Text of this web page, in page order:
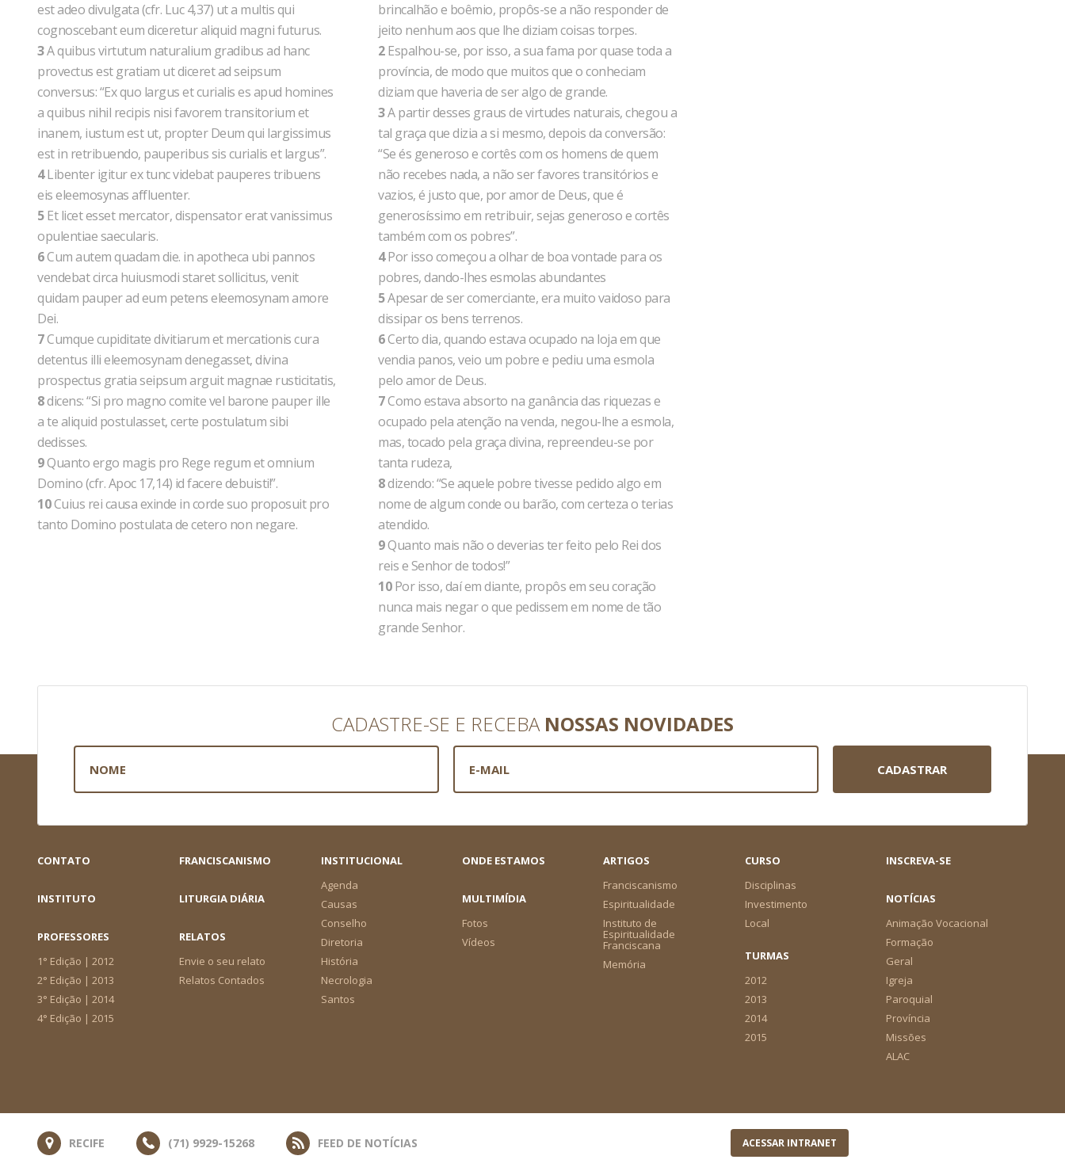
est adeo divulgata (cfr. Luc 4,37) ut a multis qui
cognoscebant eum diceretur aliquid magni futurus.
3A quibus virtutum naturalium gradibus ad hanc
provectus est gratiam ut diceret ad seipsum
conversus: “Ex quo largus et curialis es apud homines
a quibus nihil recipis nisi favorem transitorium et
inanem, iustum est ut, propter Deum qui largissimus
est in retribuendo, pauperibus sis curialis et largus”.
4Libenter igitur ex tunc videbat pauperes tribuens
eis eleemosynas affluenter.
5Et licet esset mercator, dispensator erat vanissimus
opulentiae saecularis.
6Cum autem quadam die. in apotheca ubi pannos
vendebat circa huiusmodi staret sollicitus, venit
quidam pauper ad eum petens eleemosynam amore
Dei.
7Cumque cupiditate divitiarum et mercationis cura
detentus illi eleemosynam denegasset, divina
prospectus gratia seipsum arguit magnae rusticitatis,
8dicens: “Si pro magno comite vel barone pauper ille
a te aliquid postulasset, certe postulatum sibi
dedisses.
9Quanto ergo magis pro Rege regum et omnium
Domino (cfr. Apoc 17,14) id facere debuisti!”.
10Cuius rei causa exinde in corde suo proposuit pro
tanto Domino postulata de cetero non negare.
brincalhão e boêmio, propôs-se a não responder de
jeito nenhum aos que lhe diziam coisas torpes.
2Espalhou-se, por isso, a sua fama por quase toda a
província, de modo que muitos que o conheciam
diziam que haveria de ser algo de grande.
3A partir desses graus de virtudes naturais, chegou a
tal graça que dizia a si mesmo, depois da conversão:
“Se és generoso e cortês com os homens de quem
não recebes nada, a não ser favores transitórios e
vazios, é justo que, por amor de Deus, que é
generosíssimo em retribuir, sejas generoso e cortês
também com os pobres”.
4Por isso começou a olhar de boa vontade para os
pobres, dando-lhes esmolas abundantes
5Apesar de ser comerciante, era muito vaidoso para
dissipar os bens terrenos.
6Certo dia, quando estava ocupado na loja em que
vendia panos, veio um pobre e pediu uma esmola
pelo amor de Deus.
7Como estava absorto na ganância das riquezas e
ocupado pela atenção na venda, negou-lhe a esmola,
mas, tocado pela graça divina, repreendeu-se por
tanta rudeza,
8dizendo: “Se aquele pobre tivesse pedido algo em
nome de algum conde ou barão, com certeza o terias
atendido.
9Quanto mais não o deverias ter feito pelo Rei dos
reis e Senhor de todos!”
10Por isso, daí em diante, propôs em seu coração
nunca mais negar o que pedissem em nome de tão
grande Senhor.
CADASTRE-SE E RECEBA NOSSAS NOVIDADES
CADASTRAR
CONTATO FRANCISCANISMO
INSTITUCIONAL
Agenda
Causas
Conselho
Diretoria
História
Necrologia
Santos
ONDE ESTAMOS
ARTIGOS
Franciscanismo
Espiritualidade
Instituto de
Espiritualidade
Franciscana
Memória
CURSO
Disciplinas
Investimento
Local
INSCREVA-SE
INSTITUTO LITURGIA DIÁRIA
MULTIMÍDIA
Fotos
Vídeos
NOTÍCIAS
Animação Vocacional
Formação
Geral
Igreja
Paroquial
Província
Missões
ALAC
PROFESSORES
1° Edição | 2012
2° Edição | 2013
3° Edição | 2014
4° Edição | 2015
RELATOS
Envie o seu relato
Relatos Contados
TURMAS
2012
2013
2014
2015
RECIFE (71) 9929-15268 FEED DE NOTÍCIAS ACESSAR INTRANET